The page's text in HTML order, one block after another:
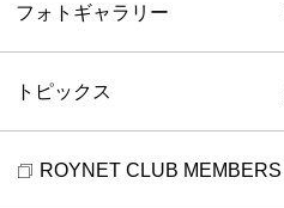
フォトギャラリー
トピックス
ROYNET CLUB MEMBERS